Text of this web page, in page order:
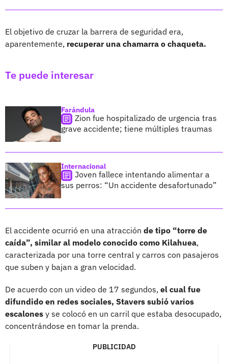
El objetivo de cruzar la barrera de seguridad era,
aparentemente, recuperar una chamarra o chaqueta.
Te puede interesar
Farándula
Zion fue hospitalizado de urgencia tras
grave accidente; tiene múltiples traumas
Internacional
Joven fallece intentando alimentar a
sus perros: “Un accidente desafortunado”
El accidente ocurrió en una atracción de tipo “torre de
caída”, similar al modelo conocido como Kilahuea,
caracterizada por una torre central y carros con pasajeros
que suben y bajan a gran velocidad.
De acuerdo con un video de 17 segundos, el cual fue
difundido en redes sociales, Stavers subió varios
escalones y se colocó en un carril que estaba desocupado,
concentrándose en tomar la prenda.
PUBLICIDAD